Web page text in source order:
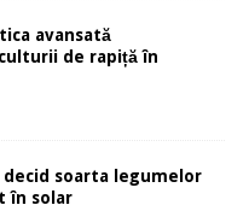
avansată
de rapiță în
soarta legumelor
în solar